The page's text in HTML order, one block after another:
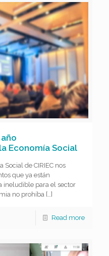
Economía Social
Social de CIRIEC nos
que ya están
ineludible para el sector
no prohíba […]
Read more